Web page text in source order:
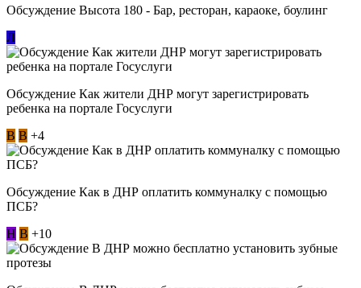
Обсуждение Высота 180 - Бар, ресторан, караоке, боулинг
Л
Обсуждение Как жители ДНР могут зарегистрировать
ребенка на портале Госуслуги
В В +4
Обсуждение Как в ДНР оплатить коммуналку с помощью
ПСБ?
Н В +10